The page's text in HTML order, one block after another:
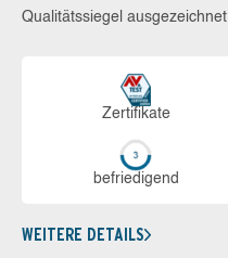
Qualitätssiegel ausgezeichnet.
Zerti­fikate
be­frie­di­gend
WEITERE DETAILS